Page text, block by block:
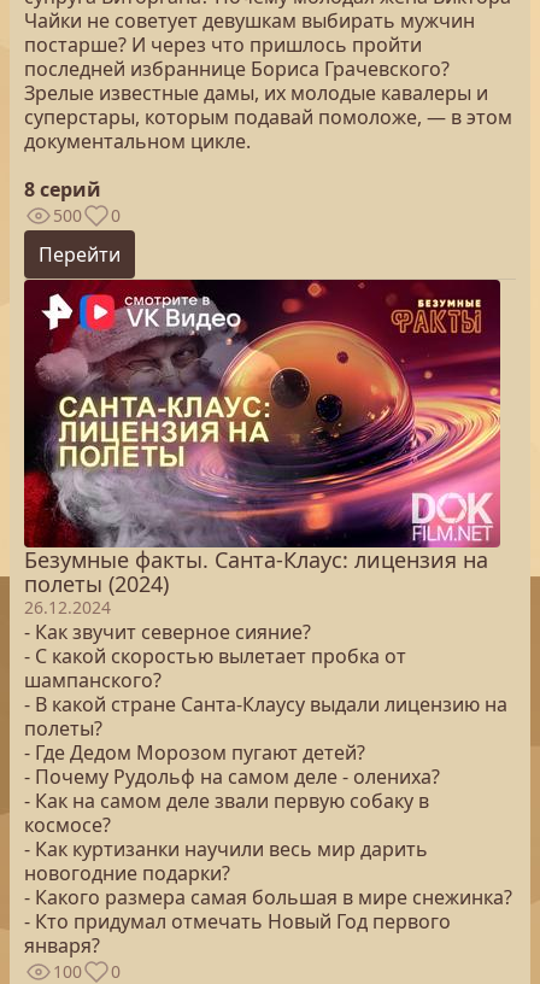
Чайки не советует девушкам выбирать мужчин
постарше? И через что пришлось пройти
последней избраннице Бориса Грачевского?
Зрелые известные дамы, их молодые кавалеры и
суперстары, которым подавай помоложе, — в этом
документальном цикле.
8 серий
500 0
Перейти
Безумные факты. Санта-Клаус: лицензия на
полеты (2024)
26.12.2024
- Как звучит северное сияние?
- С какой скоростью вылетает пробка от
шампанского?
- В какой стране Санта-Клаусу выдали лицензию на
полеты?
- Где Дедом Морозом пугают детей?
- Почему Рудольф на самом деле - олениха?
- Как на самом деле звали первую собаку в
космосе?
- Как куртизанки научили весь мир дарить
новогодние подарки?
- Какого размера самая большая в мире снежинка?
- Кто придумал отмечать Новый Год первого
января?
100 0